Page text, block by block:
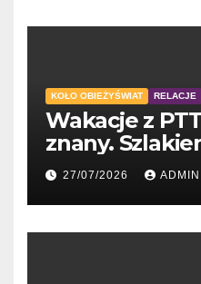
KOŁO OBIEŻYŚWIAT RELACJE
Wakacje z
znany.
Gaudiego” do
27/07/2026